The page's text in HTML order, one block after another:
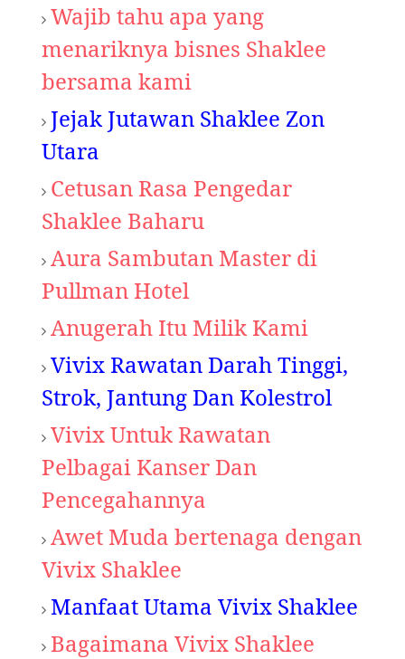
Wajib tahu apa yang
menariknya bisnes Shaklee
bersama kami
Jejak Jutawan Shaklee Zon
Utara
Cetusan Rasa Pengedar
Shaklee Baharu
Aura Sambutan Master di
Pullman Hotel
Anugerah Itu Milik Kami
Vivix Rawatan Darah Tinggi,
Strok, Jantung Dan Kolestrol
Vivix Untuk Rawatan
Pelbagai Kanser Dan
Pencegahannya
Awet Muda bertenaga dengan
Vivix Shaklee
Manfaat Utama Vivix Shaklee
Bagaimana Vivix Shaklee